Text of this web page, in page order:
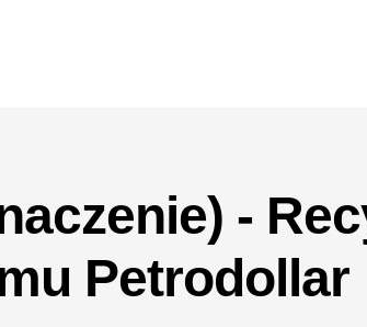
-
Petrodollar